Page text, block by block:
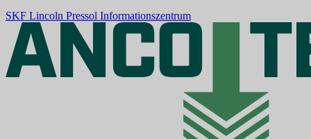
SKF Lincoln Pressol Informationszentrum